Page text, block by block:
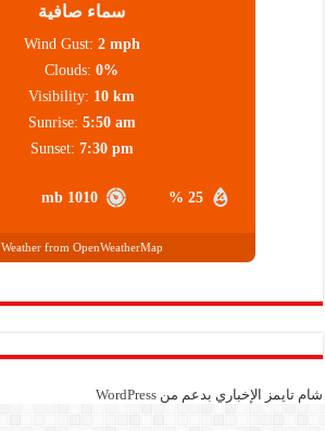
سماء صافية
25 %
1010 mb
Wind Gust: 2 mph
Clouds: 0%
Visibility: 10 km
Sunrise: 5:50 am
Sunset: 7:30 pm
Weather from OpenWeatherMap
شام تايمز الإخباري بدعم منWordPress